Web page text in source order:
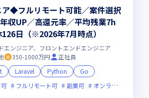
ア◆フルリモート可能／案件選択
収UP／高還元率／平均残業7h
日（※2026年7月時点）
エンジニア、フロントエンドエンジニア
350-1000万円
正社員
Laravel Python
Go
フルリモート可 副業可 オンライン選考可